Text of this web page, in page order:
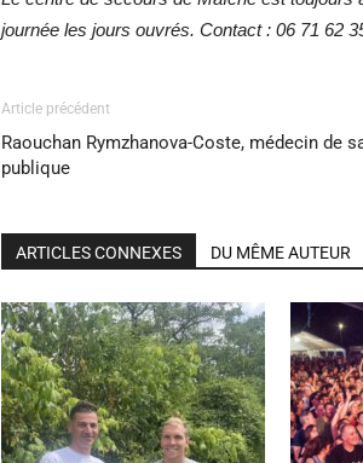
journée les jours ouvrés. Contact : 06 71 62
Article précédent
Raouchan Rymzhanova-Coste, médecin de
publique
ARTICLES CONNEXES DU MÊME AUTEUR